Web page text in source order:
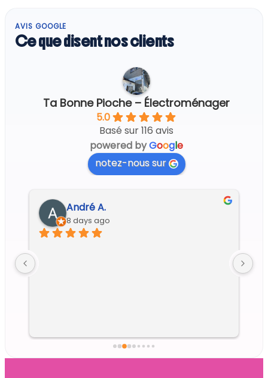
AVIS GOOGLE
Ce que disent nos clients
Ta Bonne Pioche – Électroménager
5.0
Basé sur 116 avis
powered byGoogle
notez-nous sur
André A.
8 days ago